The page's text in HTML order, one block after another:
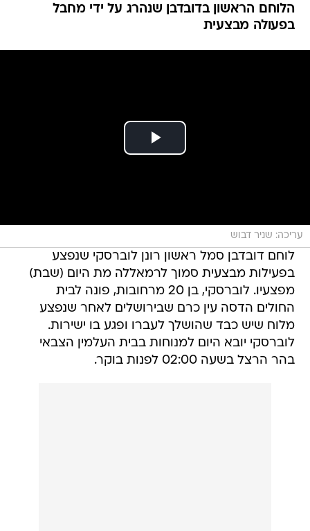
הלוחם הראשון בדובדבן שנהרג על ידי מחבל
בפעולה מבצעית
עריכה: שניר דבוש
לוחם דובדבן סמל ראשון רונן לוברסקי שנפצע
בפעילות מבצעית סמוך לרמאללה מת היום (שבת)
מפצעיו. לוברסקי, בן 20 מרחובות, פונה לבית
החולים הדסה עין כרם שבירושלים לאחר שנפצע
מלוח שיש כבד שהושלך לעברו ופגע בו ישירות.
לוברסקי יובא היום למנוחות בבית העלמין הצבאי
בהר הרצל בשעה 02:00 לפנות בוקר.